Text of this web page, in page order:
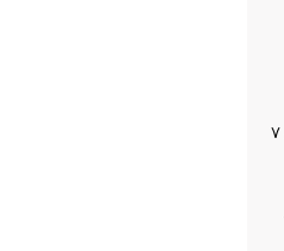
خروج یک میلیون کارگر از بازار کار رسمی/ «نرخ بیکاری ۷